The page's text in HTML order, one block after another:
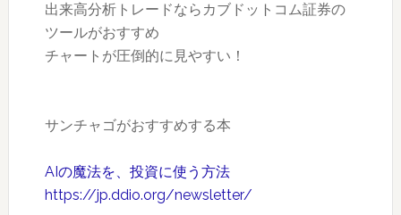
出来高分析トレードならカブドットコム証券の
ツールがおすすめ
チャートが圧倒的に見やすい！
サンチャゴがおすすめする本
AIの魔法を、投資に使う方法
https://jp.ddio.org/newsletter/